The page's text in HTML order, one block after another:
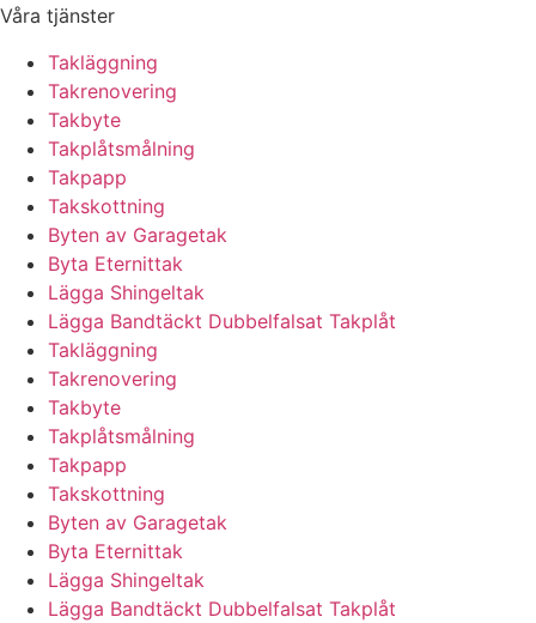
Våra tjänster
Takläggning
Takrenovering
Takbyte
Takplåtsmålning
Takpapp
Takskottning
Byten av Garagetak
Byta Eternittak
Lägga Shingeltak
Lägga Bandtäckt Dubbelfalsat Takplåt
Takläggning
Takrenovering
Takbyte
Takplåtsmålning
Takpapp
Takskottning
Byten av Garagetak
Byta Eternittak
Lägga Shingeltak
Lägga Bandtäckt Dubbelfalsat Takplåt